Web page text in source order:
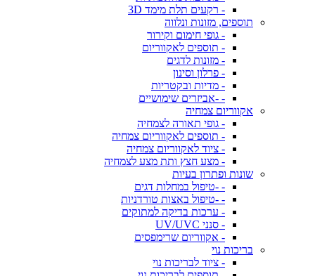
- רקעים תלת מימד 3D
תוספים, מזונות ונלווה
- גופי חימום וקירור
- תוספים לאקווריום
- מזונות לדגים
- פרלון וסינון
- מדיות ובקטריות
- -אביזרים שימושיים
אקווריום צמחיה
- גופי תאורה לצמחיה
- תוספים לאקווריום צמחיה
- ציוד לאקווריום צמחיה
- מצע חצץ ותת מצע לצמחיה
שונות ופתרון בעיות
- -טיפול במחלות דגים
- -טיפול באצות טורדניות
- ערכות בדיקה למתוקים
- סנני UV/UVC
- אקווריום שרימפסים
בריכות נוי
- ציוד לבריכות נוי